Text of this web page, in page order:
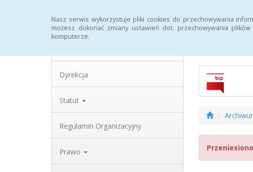
Nasz serwis wykorzystuje pliki cookies do przechowywania
możesz dokonać zmiany ustawień dot. przechowywania
komputerze.
Dyrekcja
Statut
Regulamin Organizacyjny
Prawo